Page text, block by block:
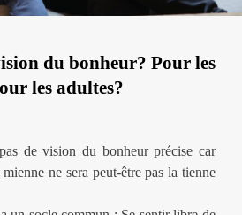
du bonheur? Pour les
les adultes?
de vision du bonheur précise car
ne sera peut-être pas la tienne